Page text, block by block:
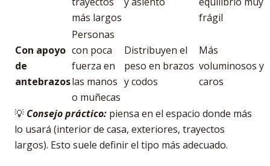
más largos
frágil
Con apoyo
de
antebrazos
Personas
con poca
fuerza en
las manos
o muñecas
Distribuyen el
peso en brazos
y codos
Más
voluminosos y
caros
💡 Consejo práctico: piensa en el espacio donde más
lo usará (interior de casa, exteriores, trayectos
largos). Esto suele definir el tipo más adecuado.